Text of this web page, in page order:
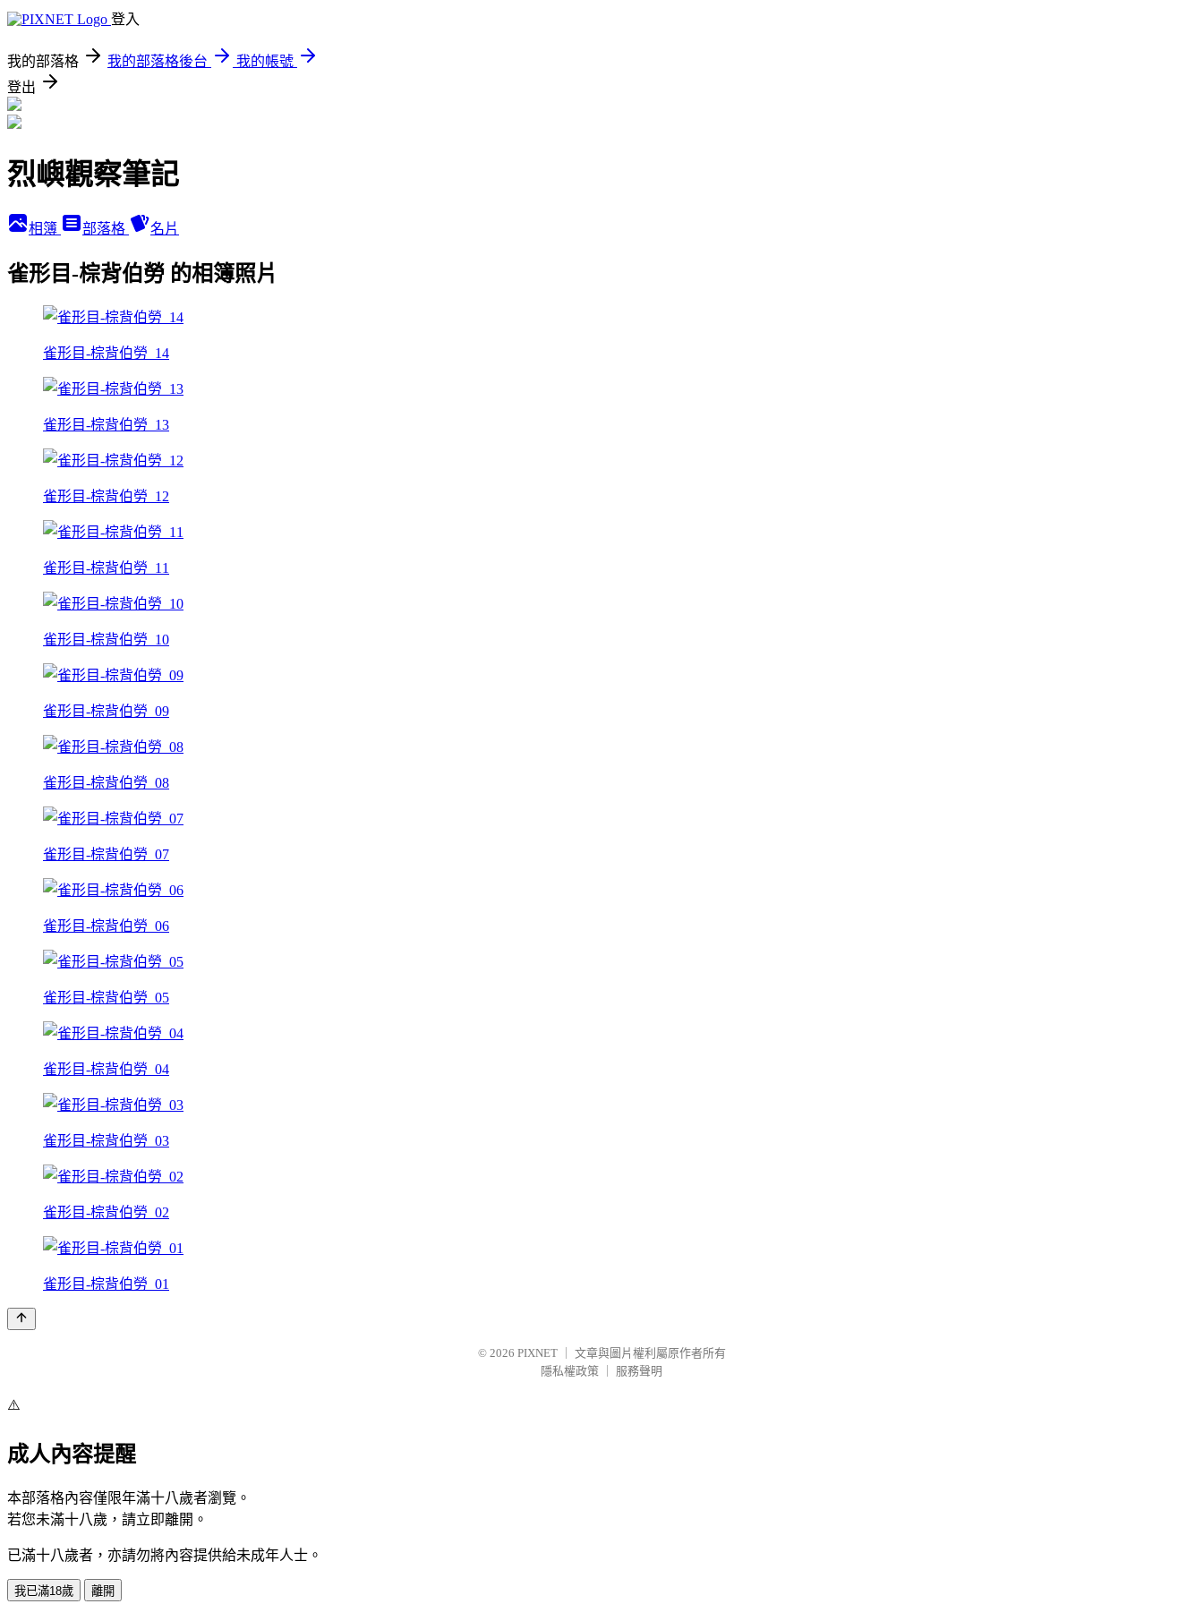
登入
我的部落格 我的部落格後台
我的帳號
登出
烈嶼觀察筆記
相簿 部落格 名片
雀形目-棕背伯勞 的相簿照片
雀形目-棕背伯勞_14
雀形目-棕背伯勞_13
雀形目-棕背伯勞_12
雀形目-棕背伯勞_11
雀形目-棕背伯勞_10
雀形目-棕背伯勞_09
雀形目-棕背伯勞_08
雀形目-棕背伯勞_07
雀形目-棕背伯勞_06
雀形目-棕背伯勞_05
雀形目-棕背伯勞_04
雀形目-棕背伯勞_03
雀形目-棕背伯勞_02
雀形目-棕背伯勞_01
© 2026 PIXNET
文章與圖片權利屬原作者所有
隱私權政策
服務聲明
⚠️
成人內容提醒
本部落格內容僅限年滿十八歲者瀏覽。
若您未滿十八歲，請立即離開。
已滿十八歲者，亦請勿將內容提供給未成年人士。
我已滿18歲 離開